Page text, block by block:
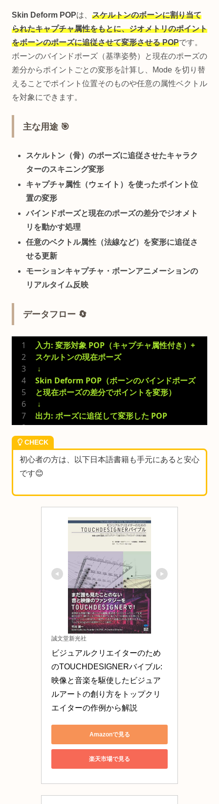
Skin Deform POPは、 スケルトンのボーンに割り当て
られたキャプチャ属性をもとに、ジオメトリのポイント
をボーンのポーズに追従させて変形させる POPです。
ボーンのバインドポーズ（基準姿勢）と現在のポーズの
差分からポイントごとの変形を計算し、Mode を切り替
えることでポイント位置そのものや任意の属性ベクトル
を対象にできます。
主な用途 🎯
スケルトン（骨）のポーズに追従させたキャラク
ターのスキニング変形
キャプチャ属性（ウェイト）を使ったポイント位
置の変形
バインドポーズと現在のポーズの差分でジオメト
リを動かす処理
任意のベクトル属性（法線など）を変形に追従さ
せる更新
モーションキャプチャ・ボーンアニメーションの
リアルタイム反映
データフロー 🔄
入力: 変形対象 POP（キャプチャ属性付き）+
スケルトンの現在ポーズ
↓
Skin Deform POP（ボーンのバインドポーズ
と現在ポーズの差分でポイントを変形）
↓
出力: ポーズに追従して変形した POP
CHECK
初心者の方は、以下日本語書籍も手元にあると安心
です😊
誠文堂新光社
ビジュアルクリエイターのため
のTOUCHDESIGNERバイブル:
映像と音楽を駆使したビジュア
ルアートの創り方をトップクリ
エイターの作例から解説
Amazonで見る
楽天市場で見る